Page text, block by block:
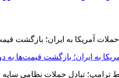
به ایران؛ بازگشت قیمت‌ها به